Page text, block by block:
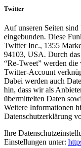
Twitter
Auf unseren Seiten
eingebunden. Diese
Twitter Inc., 1355
94103, USA. Durch
“Re-Tweet” werden
Twitter-Account
Dabei werden auch
hin, dass wir als
übermittelten Daten
Weitere Informationen
Datenschutzerklärung
Ihre
Einstellungen unter: